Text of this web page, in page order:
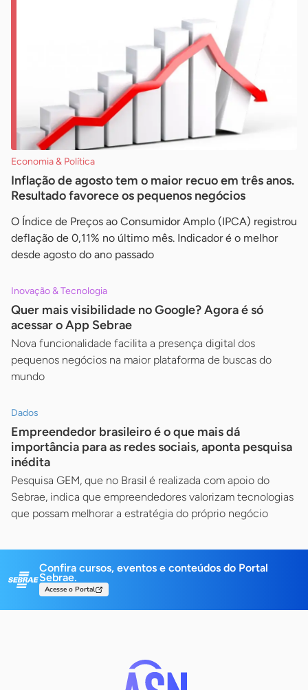
Economia & Política
Inflação de agosto tem o maior recuo em três anos.
Resultado favorece os pequenos negócios
O Índice de Preços ao Consumidor Amplo (IPCA) registrou
deflação de 0,11% no último mês. Indicador é o melhor
desde agosto do ano passado
Inovação & Tecnologia
Quer mais visibilidade no Google? Agora é só
acessar o App Sebrae
Nova funcionalidade facilita a presença digital dos
pequenos negócios na maior plataforma de buscas do
mundo
Dados
Empreendedor brasileiro é o que mais dá
importância para as redes sociais, aponta pesquisa
inédita
Pesquisa GEM, que no Brasil é realizada com apoio do
Sebrae, indica que empreendedores valorizam tecnologias
que possam melhorar a estratégia do próprio negócio
Confira cursos, eventos e conteúdos do Portal
Sebrae.
Acesse o Portal